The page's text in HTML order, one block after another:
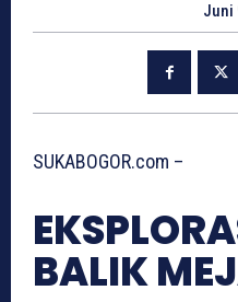
Juni
SUKABOGOR.com –
BALIK